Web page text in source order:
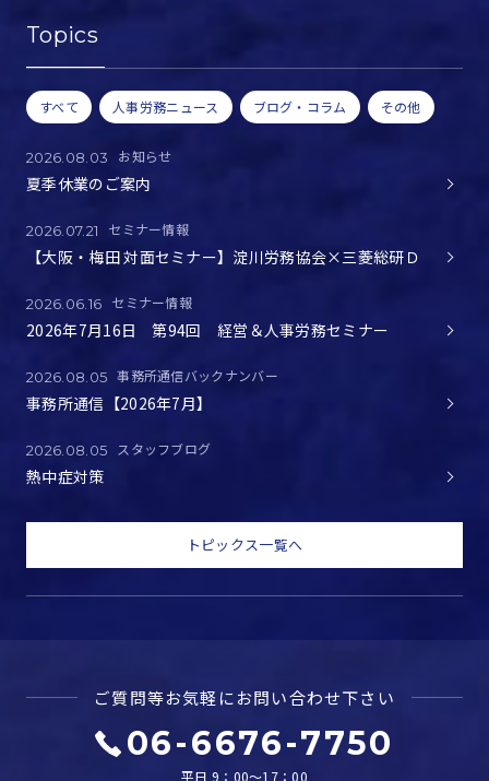
Topics
すべて 人事労務ニュース ブログ・コラム その他
2026.08.03 お知らせ
夏季休業のご案内
2026.07.21 セミナー情報
【大阪・梅田 対面セミナー】淀川労務協会×三菱総研Ｄ
2026.06.16 セミナー情報
2026年7月16日 第94回 経営＆人事労務セミナー
2026.08.05 事務所通信バックナンバー
事務所通信【2026年7月】
2026.08.05 スタッフブログ
熱中症対策
トピックス一覧へ
ご質問等お気軽にお問い合わせ下さい
06-6676-7750
平日 9：00～17：00